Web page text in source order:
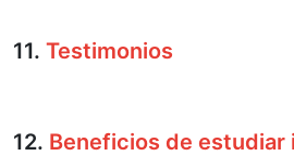
11. Testimonios
12. Beneficios de estudiar